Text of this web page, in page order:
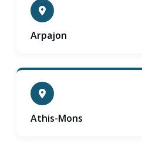
Arpajon
Athis-Mons